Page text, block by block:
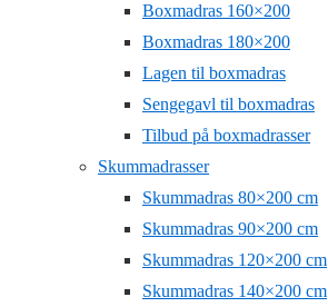
Boxmadras 160×200
Boxmadras 180×200
Lagen til boxmadras
Sengegavl til boxmadras
Tilbud på boxmadrasser
Skummadrasser
Skummadras 80×200 cm
Skummadras 90×200 cm
Skummadras 120×200 cm
Skummadras 140×200 cm